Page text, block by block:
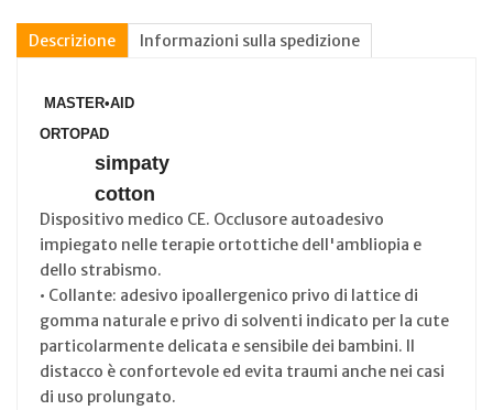
Descrizione Informazioni sulla spedizione
MASTER•AID
ORTOPAD
simpaty
cotton
Dispositivo medico CE. Occlusore autoadesivo
impiegato nelle terapie ortottiche dell'ambliopia e
dello strabismo.
• Collante: adesivo ipoallergenico privo di lattice di
gomma naturale e privo di solventi indicato per la cute
particolarmente delicata e sensibile dei bambini. Il
distacco è confortevole ed evita traumi anche nei casi
di uso prolungato.